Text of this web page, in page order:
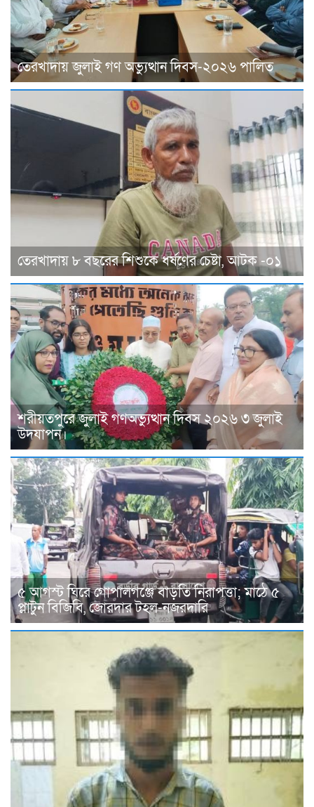
তেরখাদায় জুলাই গণ অভ্যুত্থান দিবস-২০২৬ পালিত
তেরখাদায় ৮ বছরের শিশুকে ধর্ষণের চেষ্টা, আটক -০১
শরীয়তপুরে জুলাই গণঅভ্যুত্থান দিবস ২০২৬ ৩ জুলাই
উদযাপন।
৫ আগস্ট ঘিরে গোপালগঞ্জে বাড়তি নিরাপত্তা; মাঠে ৫
প্লাটুন বিজিবি, জোরদার টহল-নজরদারি